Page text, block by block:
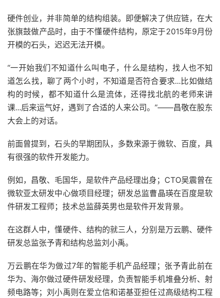
硬件创业，并非简单的结构组装。即便解决了供应链，在大
张旗鼓做产品时，由于不懂硬件结构，原定于2015年9月份
开模的石头，迟迟无法开模。
“一开始我们不知道什么叫电子，什么是结构，找人也不知
道怎么找，聊了两个小时，不知道是否符合要求...比如做结
构的时候，都不知道什么是流体，还得找北航的老师来讲
课...后来运气好，遇到了合适的人来公司。”——昌敬在股东
大会上的对话。
前面曾提到，石头的早期团队，多数来源于微软、百度，具
有很强的软件开发能力。
例如，昌敬、毛国华，是软件产品经理出身；CTO吴震曾在
微软亚太研发中心做项目经理；研发总监曹晶瑛在百度是软
件研发工程师；技术总监薛英男也是软件开发背景。
在这群人中，懂硬件、结构的就三人，分别是万云鹏、硬件
研发总监张予青和结构总监刘小禹。
万云鹏在华为做过7年的智能手机产品经理；张予青此前在
华为、海尔做过硬件研发经理，负责智能手机堆叠分析、射
频电路等；刘小禹则在爱立信和诺基亚担任过高级结构工程